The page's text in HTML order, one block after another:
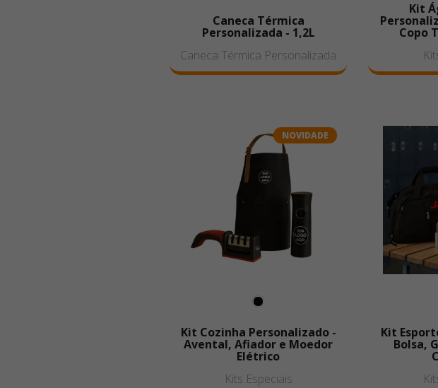
Caneca Térmica
Personalizada - 1,2L
Caneca Térmica Personalizada
Kit
Copo
NOVIDADE
Kit Cozinha Personalizado -
Avental, Afiador e Moedor
Elétrico
Kits Especiais
Kit
Bolsa,